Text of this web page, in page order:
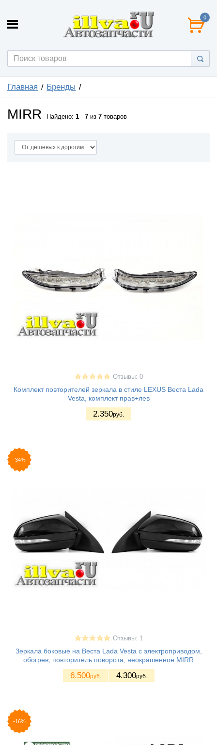
0
Главная Бренды
MIRR Найдено: 1 - 7 из 7 товаров
Отзывы: 0
Комплект повторителей зеркала в стиле LEXUS Веста Lada
Vesta, комплект прав+лев
2.350руб.
-34%
Отзывы: 1
Зеркала боковые на Веста Lada Vesta с электроприводом,
обогрев, повторитель поворота, неокрашенное MIRR
6.500руб. 4.300руб.
-16%